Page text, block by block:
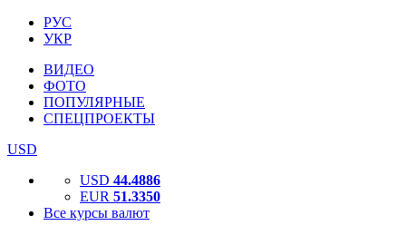
РУС
УКР
ВИДЕО
ФОТО
ПОПУЛЯРНЫЕ
СПЕЦПРОЕКТЫ
USD
USD 44.4886
EUR 51.3350
Все курсы валют